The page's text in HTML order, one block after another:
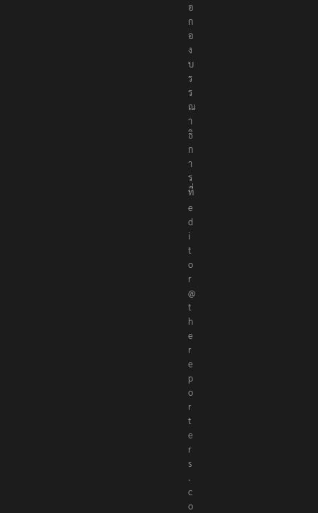
อ
ก
อ
ง
บ
ร
ร
ณ
า
ธิ
ก
า
ร
ที่
e
d
i
t
o
r
@
t
h
e
r
e
p
o
r
t
e
r
s
.
c
o